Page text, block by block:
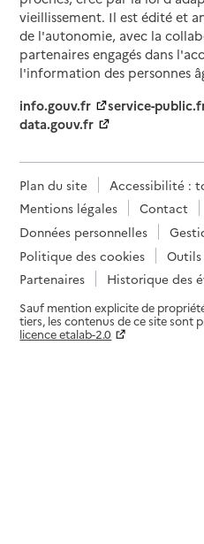
vieillissement. Il est édité et
de l'autonomie, avec la
partenaires engagés dans
l'information des personnes
info.gouv.fr
service-
data.gouv.fr
Plan du site
Accessibilité :
Mentions légales
Contact
Données personnelles
Politique des cookies
Partenaires
Historique des
Sauf mention explicite de
tiers, les contenus de ce site sont
licence etalab-2.0